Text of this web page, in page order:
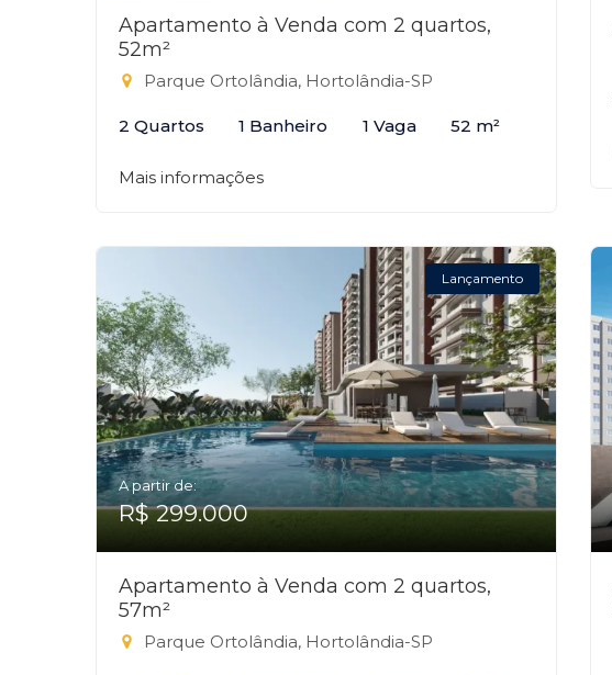
Apartamento à Venda com 2 quartos,
52m²
Parque Ortolândia, Hortolândia-SP
2 Quartos 1 Banheiro 1 Vaga 52 m²
Mais informações
Lançamento
A partir de:
R$ 299.000
Apartamento à Venda com 2 quartos,
57m²
Parque Ortolândia, Hortolândia-SP